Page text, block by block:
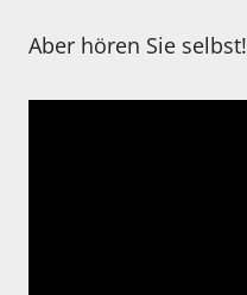
Aber hören Sie selbst!